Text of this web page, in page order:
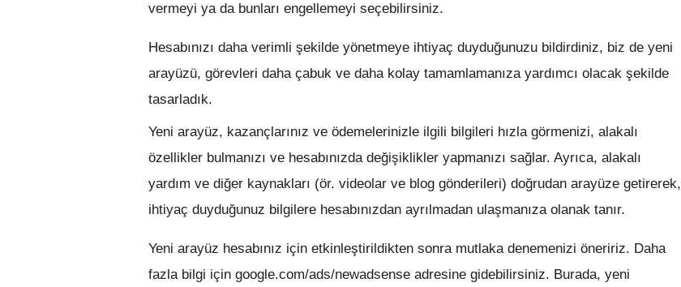
vermeyi ya da bunları engellemeyi seçebilirsiniz.
Hesabınızı daha verimli şekilde yönetmeye ihtiyaç duyduğunuzu bildirdiniz, biz de yeni
arayüzü, görevleri daha çabuk ve daha kolay tamamlamanıza yardımcı olacak şekilde
tasarladık.
Yeni arayüz, kazançlarınız ve ödemelerinizle ilgili bilgileri hızla görmenizi, alakalı
özellikler bulmanızı ve hesabınızda değişiklikler yapmanızı sağlar. Ayrıca, alakalı
yardım ve diğer kaynakları (ör. videolar ve blog gönderileri) doğrudan arayüze getirerek,
ihtiyaç duyduğunuz bilgilere hesabınızdan ayrılmadan ulaşmanıza olanak tanır.
Yeni arayüz hesabınız için etkinleştirildikten sonra mutlaka denemenizi öneririz. Daha
fazla bilgi için google.com/ads/newadsense adresine gidebilirsiniz. Burada, yeni